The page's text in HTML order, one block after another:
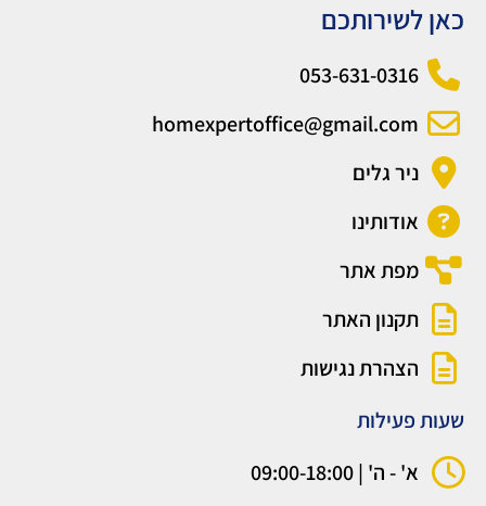
כאן לשירותכם
053-631-0316
homexpertoffice@gmail.com
ניר גלים
אודותינו
מפת אתר
תקנון האתר
הצהרת נגישות
שעות פעילות
א' - ה' | 09:00-18:00